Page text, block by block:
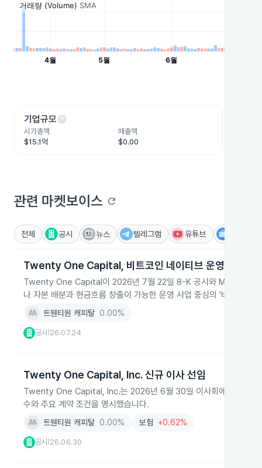
기업규모help
시가총액
$15.1억
매출액
$0.00
관련 마켓보이스 refresh
전체 공시 뉴스 텔레그램 유튜브
Twenty One Capital, 비트코인 네이티브 운영회사 전
Twenty One Capital이 2026년 7월 22일 8-K 공시와 Mining
나 자본 배분과 현금흐름 창출이 가능한 운영 사업 중심의 '비트코인
트웬티원 캐피탈 0.00%
공시 26.07.24
Twenty One Capital, Inc. 신규 이사 선임
Twenty One Capital, Inc.는 2026년 6월 30일 이사회에서 Karl
수와 주요 계약 조건을 명시했습니다.
트웬티원 캐피탈 0.00% 보험 +0.62%
공시 26.06.30